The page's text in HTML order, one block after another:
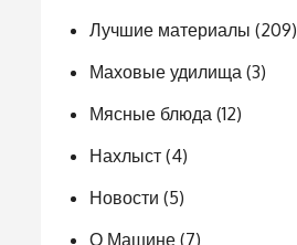
Лучшие материалы (209)
Маховые удилища (3)
Мясные блюда (12)
Нахлыст (4)
Новости (5)
О Машине (7)